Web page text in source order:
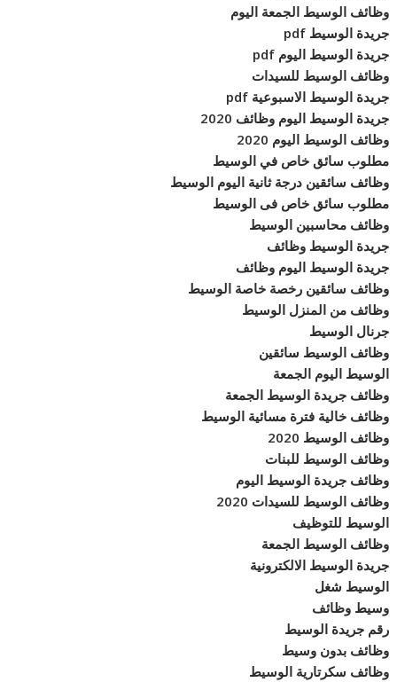
وظائف الوسيط الجمعة اليوم
جريدة الوسيط pdf
جريدة الوسيط اليوم pdf
وظائف الوسيط للسيدات
جريدة الوسيط الاسبوعية pdf
جريدة الوسيط اليوم وظائف 2020
وظائف الوسيط اليوم 2020
مطلوب سائق خاص في الوسيط
وظائف سائقين درجة ثانية اليوم الوسيط
مطلوب سائق خاص فى الوسيط
وظائف محاسبين الوسيط
جريدة الوسيط وظائف
جريدة الوسيط اليوم وظائف
وظائف سائقين رخصة خاصة الوسيط
وظائف من المنزل الوسيط
جرنال الوسيط
وظائف الوسيط سائقين
الوسيط اليوم الجمعة
وظائف جريدة الوسيط الجمعة
وظائف خالية فترة مسائية الوسيط
وظائف الوسيط 2020
وظائف الوسيط للبنات
وظائف جريدة الوسيط اليوم
وظائف الوسيط للسيدات 2020
الوسيط للتوظيف
وظائف الوسيط الجمعة
جريدة الوسيط الالكترونية
الوسيط شغل
وسيط وظائف
رقم جريدة الوسيط
وظائف بدون وسيط
وظائف سكرتارية الوسيط